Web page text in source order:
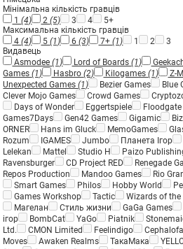
Мінімальна кількість гравців
1(4) 2(5) 3 4
5+
Максимальна кількість гравців
4(4) 5(1) 6(3) 7+(1) 1 2
3
Видавець
Asmodee(1) Lord of Boards(1)
Games(1) Hasbro(2) Kilogames(1) Z-
Unexpected Games(1) Bezier Games Blue
Clever Mojo Games
Crowd Games
Days of Wonder
Eggertspiele
Games7Days
Gen42 Games Gigamic
ORNER
Hans im Gluck MemoGames
Rozum
IGAMES Jumbo Планета Ігор
Lelekan
Mattel Studio H Paizo
Ravensburger
CD Project RED Renegade
Repos Production
Mandoo Games Rio
Smart Games
Philos Hobby World
Games Workshop
Tactic Wizards of the
Магелан
Стиль жизни GaGa Games
ігор
BombCat YaGo Piatnik
Ltd.
CMON Limited Feelindigo
Moves
Awaken Realms ТакаМака